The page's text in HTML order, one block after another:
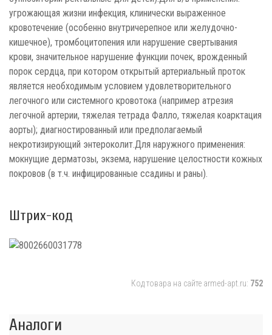
угрожающая жизни инфекция, клинически выраженное
кровотечение (особенно внутричерепное или желудочно-
кишечное), тромбоцитопения или нарушение свертывания
крови, значительное нарушение функции почек, врожденный
порок сердца, при котором открытый артериальный проток
является необходимым условием удовлетворительного
легочного или системного кровотока (например атрезия
легочной артерии, тяжелая тетрада Фалло, тяжелая коарктация
аорты); диагностированный или предполагаемый
некротизирующий энтероколит.Для наружного применения:
мокнущие дерматозы, экзема, нарушение целостности кожных
покровов (в т.ч. инфицированные ссадины и раны).
Штрих-код
Код товара на сайте armed-apt.ru: 752
Аналоги